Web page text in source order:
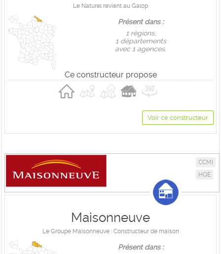
Le Naturel revient au Galop
Présent dans :
1 règions,
1 départements
avec 1 agences.
Ce constructeur propose
Voir ce constructeur
CCMI
HQE
Maisonneuve
Le Groupe Maisonneuve : Constructeur de maison
Présent dans :